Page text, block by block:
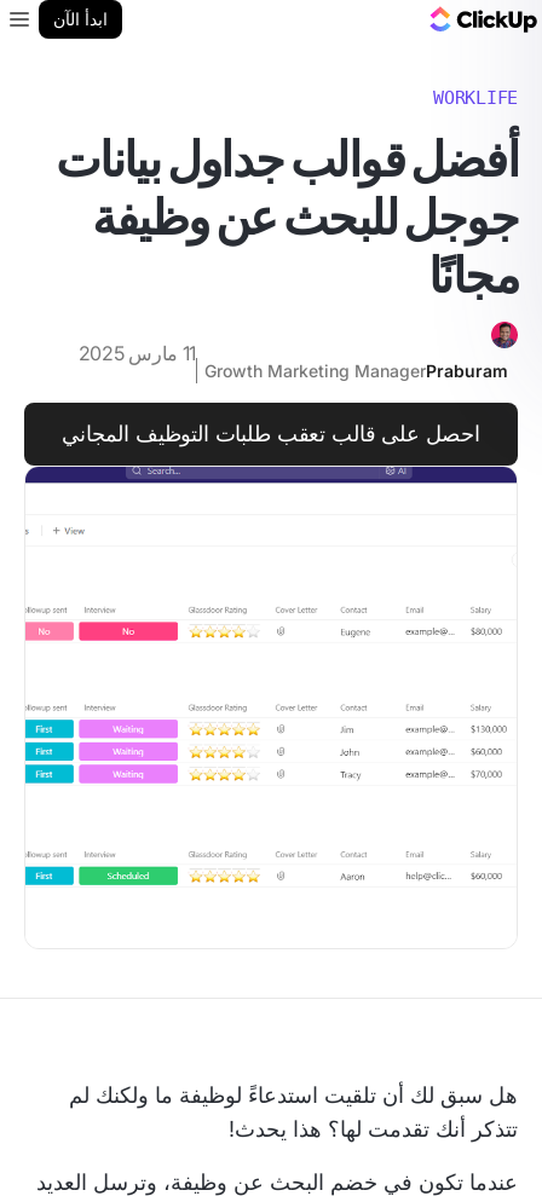
ابدأ الآن
WORKLIFE
أفضل قوالب جداول بيانات
جوجل للبحث عن وظيفة
مجانًا
Praburam
Growth Marketing Manager
11 مارس 2025
احصل على قالب تعقب طلبات التوظيف المجاني
هل سبق لك أن تلقيت استدعاءً لوظيفة ما ولكنك لم
تتذكر أنك تقدمت لها؟ هذا يحدث!
عندما تكون في خضم البحث عن وظيفة، وترسل العديد